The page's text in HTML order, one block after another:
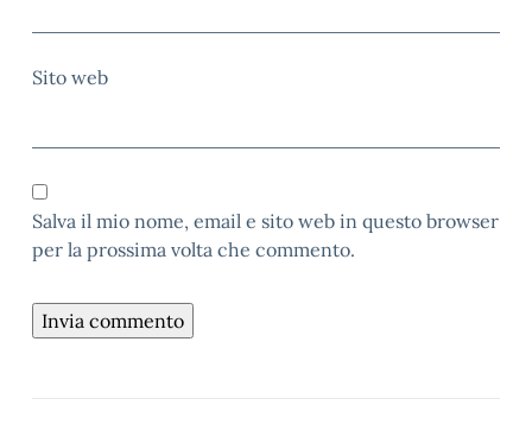
Sito web
Salva il mio nome, email e sito web in questo browser
per la prossima volta che commento.